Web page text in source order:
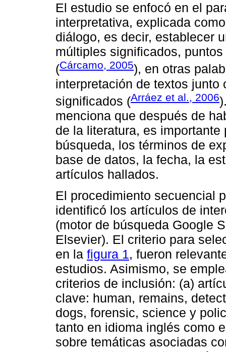
El estudio se enfocó en el
interpretativa, explicada
diálogo, es decir, establecer
múltiples significados,
(Cárcamo, 2005), en otras
interpretación de textos
significados (Arráez et al., 2006
menciona que después de
de la literatura, es
búsqueda, los términos de
base de datos, la fecha, la
artículos hallados.
El procedimiento secuencial
identificó los artículos de
(motor de búsqueda Google
Elsevier). El criterio para
en la figura 1, fueron
estudios. Asimismo, se
criterios de inclusión: (a)
clave: human, remains,
dogs, forensic, science y
tanto en idioma inglés como
sobre temáticas asociadas